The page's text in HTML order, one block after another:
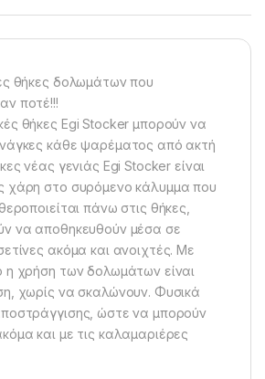
θήκες δολωμάτων που
ποτέ!!!
θήκες Egi Stocker μπορούν να
κάθε ψαρέματος από ακτή
νέας γενιάς Egi Stocker είναι
χάρη στο συρόμενο κάλυμμα που
πάνω στις θήκες,
να αποθηκευθούν μέσα σε
ακόμα και ανοιχτές. Με
η χρήση των δολωμάτων είναι
χωρίς να σκαλώνουν. Φυσικά
ώστε να μπορούν
και με τις καλαμαριέρες